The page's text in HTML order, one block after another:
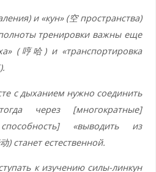
) и «кун» (空пространства)
тренировки важны еще
(哼哈 ) и «транспортировка
).
с дыханием нужно соединить
через [многократные]
«выводить из
) станет естественной.
к изучению силы-линкун